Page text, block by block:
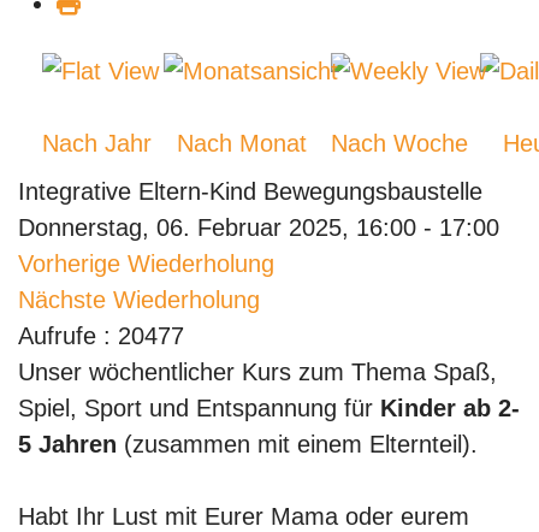
Nach Jahr Nach Monat Nach Woche
Integrative Eltern-Kind Bewegungsbaustelle
Donnerstag, 06. Februar 2025, 16:00 - 17:00
Vorherige Wiederholung
Nächste Wiederholung
Aufrufe : 20477
Unser wöchentlicher Kurs zum Thema Spaß,
Spiel, Sport und Entspannung für Kinder ab 2-
5 Jahren (zusammen mit einem Elternteil).
Habt Ihr Lust mit Eurer Mama oder eurem